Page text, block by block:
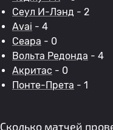
Сеул И-Лэнд - 2
Avai - 4
Сеара - 0
Вольта Редонда - 4
Акритас - 0
Понте-Прета - 1
Сколько матчей